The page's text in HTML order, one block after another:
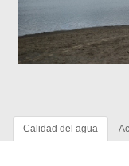
Calidad del agua